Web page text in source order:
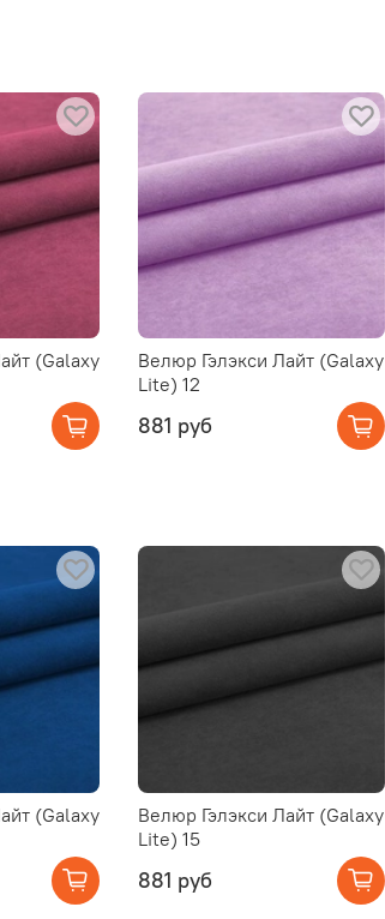
(Galaxy
Велюр Гэлэкси Лайт (Galaxy
Lite) 12
881 руб
(Galaxy
Велюр Гэлэкси Лайт (Galaxy
Lite) 15
881 руб